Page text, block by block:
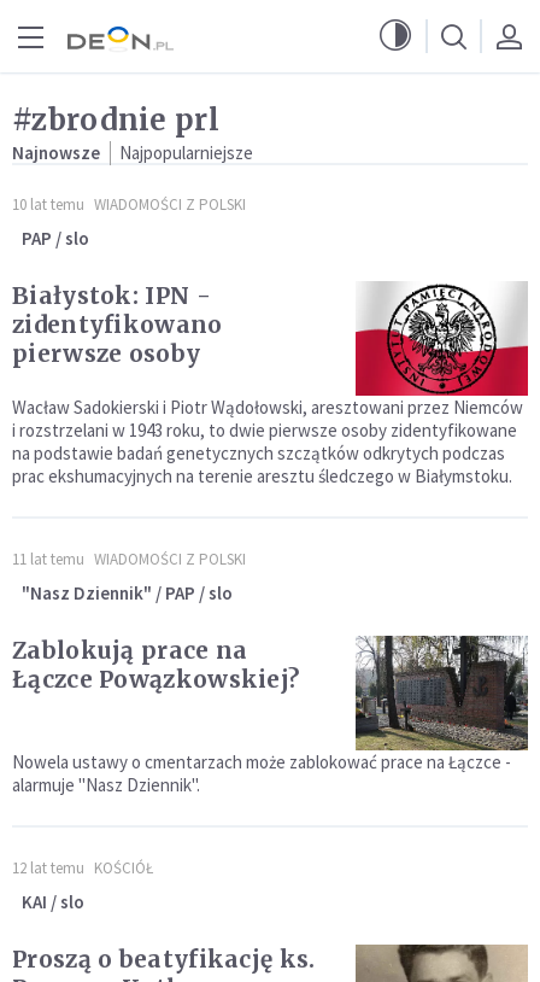
#zbrodnie prl
Najnowsze Najpopularniejsze
10 lat temu WIADOMOŚCI Z POLSKI
PAP / slo
Białystok: IPN -
zidentyfikowano
pierwsze osoby
Wacław Sadokierski i Piotr Wądołowski, aresztowani przez Niemców
i rozstrzelani w 1943 roku, to dwie pierwsze osoby zidentyfikowane
na podstawie badań genetycznych szczątków odkrytych podczas
prac ekshumacyjnych na terenie aresztu śledczego w Białymstoku.
11 lat temu WIADOMOŚCI Z POLSKI
"Nasz Dziennik" / PAP / slo
Zablokują prace na
Łączce Powązkowskiej?
Nowela ustawy o cmentarzach może zablokować prace na Łączce -
alarmuje "Nasz Dziennik".
12 lat temu KOŚCIÓŁ
KAI / slo
Proszą o beatyfikację ks.